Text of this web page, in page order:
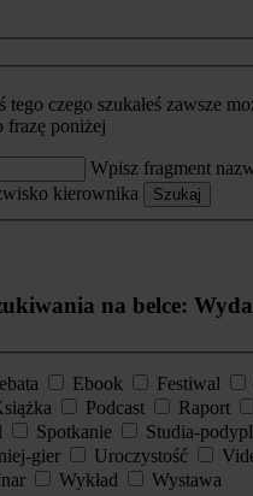
tego czego szukałeś zawsze
frazę poniżej
Wpisz fragment
kierownika
Szukaj
na belce:
Ebook Festiwal
Podcast Raport
Spotkanie
Studia-
gier Uroczystość
Wykład
Wystawa